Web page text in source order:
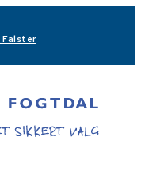
Falster